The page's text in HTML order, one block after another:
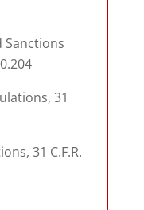
Sanctions
31
31 C.F.R.